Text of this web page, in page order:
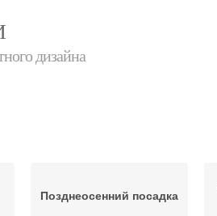
дизайна
Позднеосенний посадка